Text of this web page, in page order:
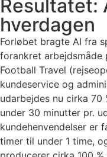
Resultatet:
hverdagen
Forløbet bragte AI fra
forankret
Football Travel
kundeservice og
udarbejdes nu cirka
under 30 minutter pr.
kundehenvendelser er
timer til under 1 time,